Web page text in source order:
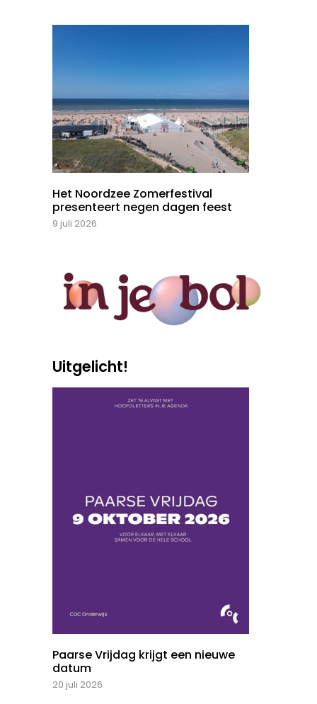
Het Noordzee Zomerfestival
presenteert negen dagen feest
9 juli 2026
Uitgelicht!
Paarse Vrijdag krijgt een nieuwe
datum
20 juli 2026